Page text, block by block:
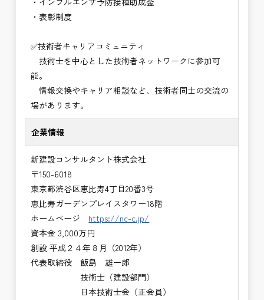
・表彰制度
✅技術者キャリアコミュニティ
技術士を中心とした技術者ネットワークに参加可
能。
情報交換やキャリア相談など、技術者同士の交流の
場があります。
企業情報
新建設コンサルタント株式会社
〒150-6018
東京都渋谷区恵比寿4丁目20番3号
恵比寿ガーデンプレイスタワー18階
ホームページ https://nc-c.jp/
資本金 3,000万円
創設 平成２４年８月（2012年）
代表取締役 飯島 雄一郎
技術士（建設部門）
日本技術士会（正会員）